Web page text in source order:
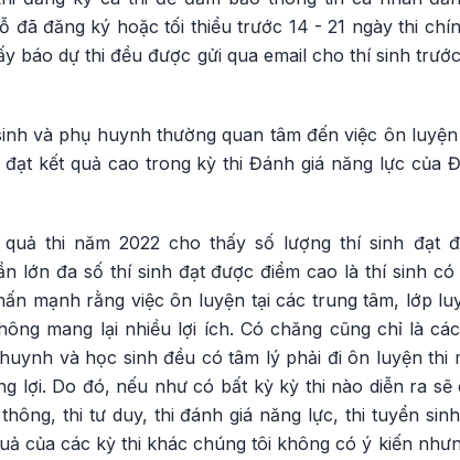
đã đăng ký hoặc tối thiểu trước 14 - 21 ngày thi
báo dự thi đều được gửi qua email cho thí sinh
và phụ huynh thường quan tâm đến việc ôn
kết quả cao trong kỳ thi Đánh giá năng lực của
thi năm 2022 cho thấy số lượng thí sinh đạt
lớn đa số thí sinh đạt được điểm cao là thí sinh
mạnh rằng việc ôn luyện tại các trung tâm, lớp
mang lại nhiều lợi ích. Có chăng cũng chỉ là
và học sinh đều có tâm lý phải đi ôn luyện thi
lợi. Do đó, nếu như có bất kỳ kỳ thi nào diễn ra
thi tư duy, thi đánh giá năng lực, thi tuyển
của các kỳ thi khác chúng tôi không có ý kiến